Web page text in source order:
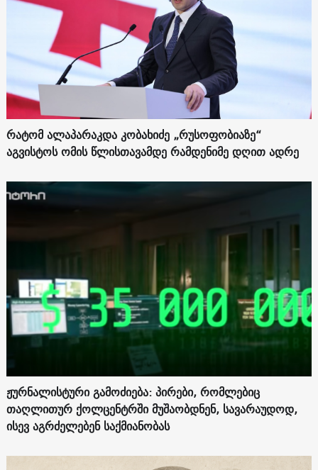
რატომ ალაპარაკდა კობახიძე „რუსოფობიაზე“
აგვისტოს ომის წლისთავამდე რამდენიმე დღით ადრე
ჟურნალისტური გამოძიება: პირები, რომლებიც
თაღლითურ ქოლცენტრში მუშაობდნენ, სავარაუდოდ,
ისევ აგრძელებენ საქმიანობას